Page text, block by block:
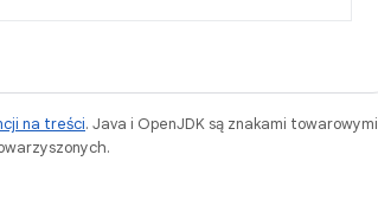
na treści. Java i OpenJDK są znakami towarowymi